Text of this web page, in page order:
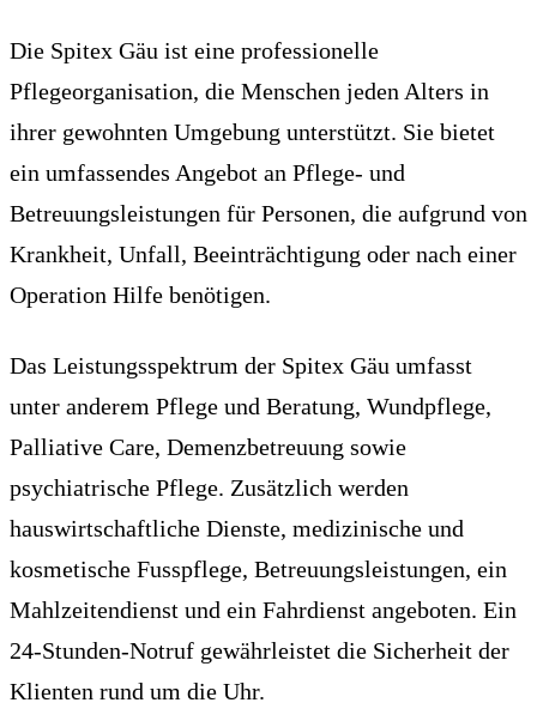
Die Spitex Gäu ist eine professionelle
Pflegeorganisation, die Menschen jeden Alters in
ihrer gewohnten Umgebung unterstützt. Sie bietet
ein umfassendes Angebot an Pflege- und
Betreuungsleistungen für Personen, die aufgrund von
Krankheit, Unfall, Beeinträchtigung oder nach einer
Operation Hilfe benötigen.
Das Leistungsspektrum der Spitex Gäu umfasst
unter anderem Pflege und Beratung, Wundpflege,
Palliative Care, Demenzbetreuung sowie
psychiatrische Pflege. Zusätzlich werden
hauswirtschaftliche Dienste, medizinische und
kosmetische Fusspflege, Betreuungsleistungen, ein
Mahlzeitendienst und ein Fahrdienst angeboten. Ein
24-Stunden-Notruf gewährleistet die Sicherheit der
Klienten rund um die Uhr.